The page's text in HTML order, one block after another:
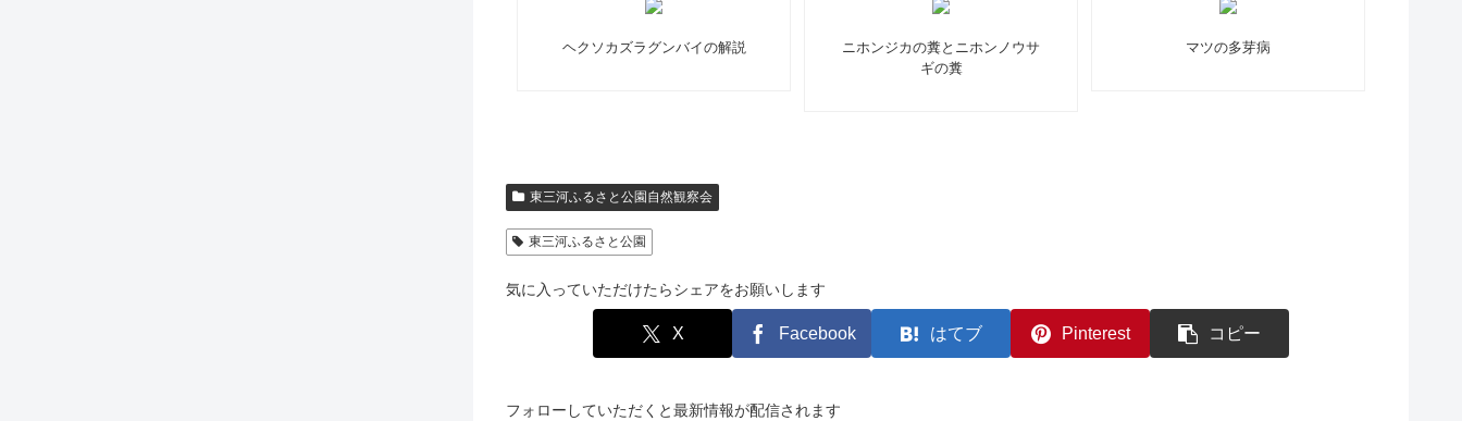
ヘクソカズラグンバイの解説
ニホンジカの糞とニホンノウサ
ギの糞
マツの多芽病
東三河ふるさと公園自然観察会
東三河ふるさと公園
気に入っていただけたらシェアをお願いします
X Facebook はてブ Pinterest コピー
フォローしていただくと最新情報が配信されます